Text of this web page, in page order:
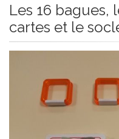
Les 16 bagues,
cartes et le